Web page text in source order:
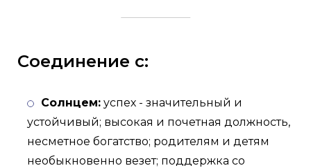
Соединение с:
Солнцем: успех - значительный и
устойчивый; высокая и почетная должность,
несметное богатство; родителям и детям
необыкновенно везет; поддержка со